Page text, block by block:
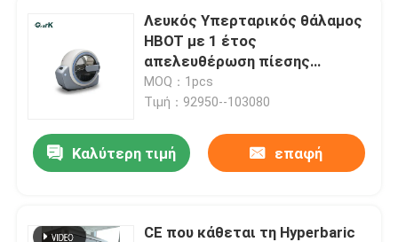
Λευκός Υπερταρικός θάλαμος
HBOT με 1 έτος
απελευθέρωση πίεσης
έκτακτης ανάγκης 1 λεπτό
MOQ：1pcs
Τιμή：92950--103080
Καλύτερη τιμή επαφή
CE που κάθεται τη Hyperbaric